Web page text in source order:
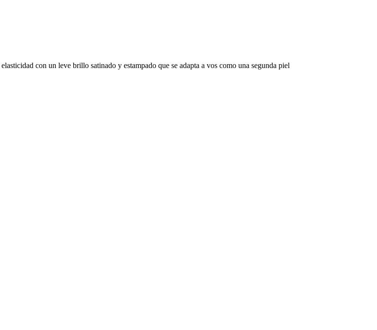
con un leve brillo satinado y estampado que se adapta a vos como una segunda piel